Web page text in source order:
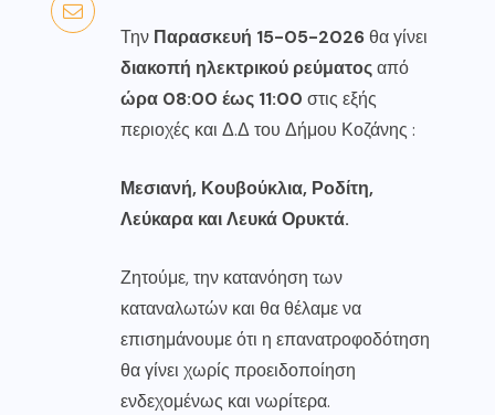
Την Παρασκευή 15-05-2026θα γίνει
διακοπή ηλεκτρικού ρεύματοςαπό
ώρα 08:00 έως 11:00 στις εξής
περιοχές και Δ.Δ του Δήμου Κοζάνης :
Μεσιανή, Κουβούκλια, Ροδίτη,
Λεύκαρα και Λευκά Ορυκτά.
Ζητούμε, την κατανόηση των
καταναλωτών και θα θέλαμε να
επισημάνουμε ότι η επανατροφοδότηση
θα γίνει χωρίς προειδοποίηση
ενδεχομένως και νωρίτερα.